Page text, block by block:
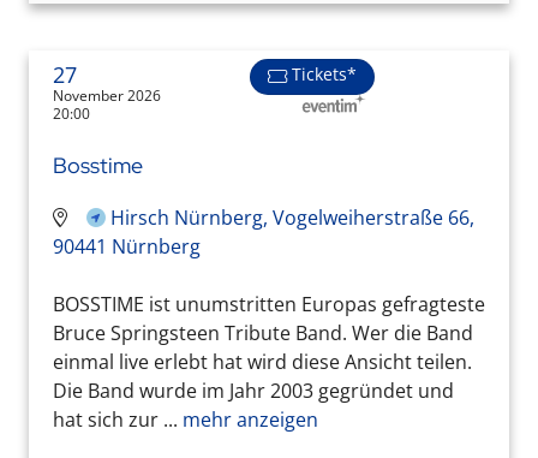
27
November 2026
20:00
Tickets*
Bosstime
Hirsch Nürnberg, Vogelweiherstraße 66,
90441 Nürnberg
BOSSTIME ist unumstritten Europas gefragteste
Bruce Springsteen Tribute Band. Wer die Band
einmal live erlebt hat wird diese Ansicht teilen.
Die Band wurde im Jahr 2003 gegründet und
hat sich zur ... mehr anzeigen